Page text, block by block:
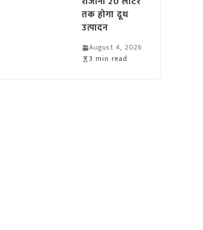
तक होगा दूध
उत्पादन
August 4, 2026
3 min read